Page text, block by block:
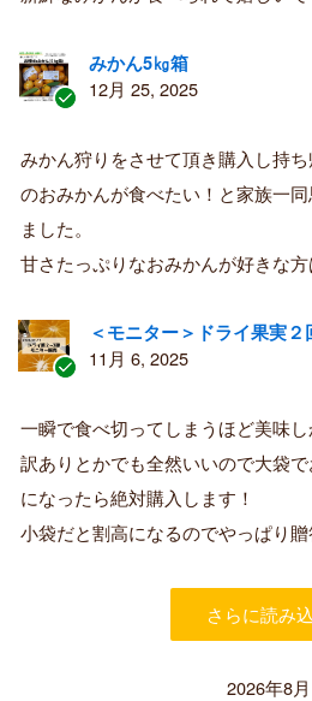
証
済
み
購
者
みかん5㎏箱
12月 25, 2025
みかん狩りをさせて頂き購入し持
のおみかんが食べたい！と家族一
ました。
甘さたっぷりなおみかんが好きな方
証
済
み
購
者
＜モニター＞ドライ果実２
11月 6, 2025
一瞬で食べ切ってしまうほど美味し
訳ありとかでも全然いいので大袋
になったら絶対購入します！
小袋だと割高になるのでやっぱり
さらに読み
2026年8月